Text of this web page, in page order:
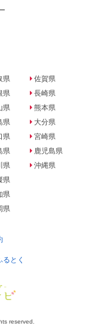
県
県
県
県
県
県
県
県
県
県
佐賀県
長崎県
熊本県
大分県
宮崎県
鹿児島県
沖縄県
るとく
reserved.